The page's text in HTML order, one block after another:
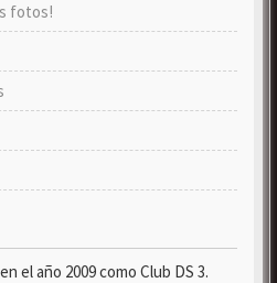
fotos!
el año 2009 como Club DS 3.